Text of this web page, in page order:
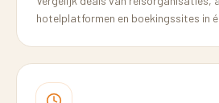
hotelplatformen en boekingssites in